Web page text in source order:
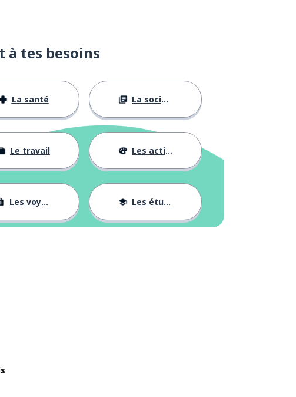
à tes besoins
La santé La société
Le travail Les activités
Les voyages Les études